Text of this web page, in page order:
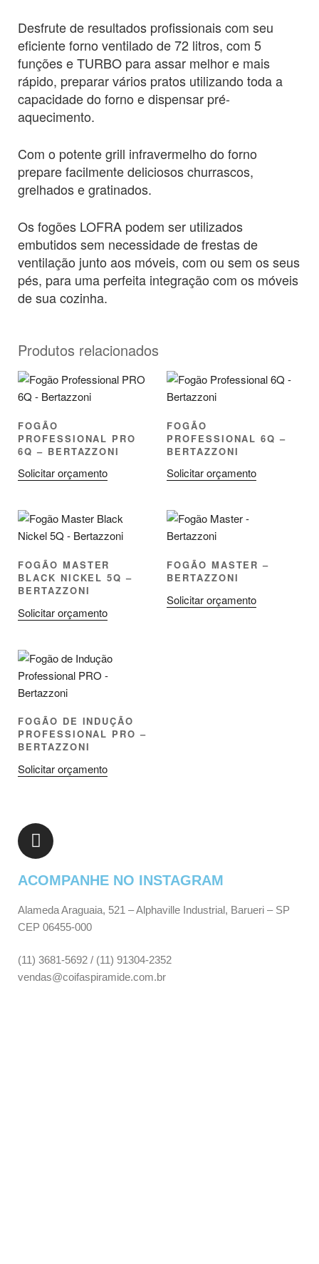
Desfrute de resultados profissionais com seu
eficiente forno ventilado de 72 litros, com 5
funções e TURBO para assar melhor e mais
rápido, preparar vários pratos utilizando toda a
capacidade do forno e dispensar pré-
aquecimento.
Com o potente grill infravermelho do forno
prepare facilmente deliciosos churrascos,
grelhados e gratinados.
Os fogões LOFRA podem ser utilizados
embutidos sem necessidade de frestas de
ventilação junto aos móveis, com ou sem os seus
pés, para uma perfeita integração com os móveis
de sua cozinha.
Produtos relacionados
FOGÃO
PROFESSIONAL PRO
6Q – BERTAZZONI
Solicitar orçamento
FOGÃO
PROFESSIONAL 6Q –
BERTAZZONI
Solicitar orçamento
FOGÃO MASTER
BLACK NICKEL 5Q –
BERTAZZONI
Solicitar orçamento
FOGÃO MASTER –
BERTAZZONI
Solicitar orçamento
FOGÃO DE INDUÇÃO
PROFESSIONAL PRO –
BERTAZZONI
Solicitar orçamento
ACOMPANHE NO INSTAGRAM
Alameda Araguaia, 521 – Alphaville Industrial, Barueri – SP
CEP 06455-000
(11) 3681-5692 / (11) 91304-2352
vendas@coifaspiramide.com.br